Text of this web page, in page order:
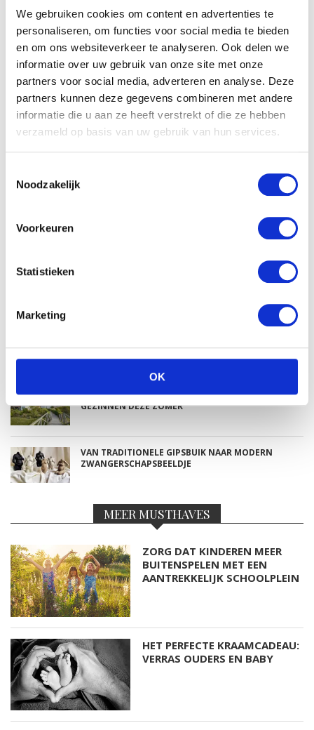
We gebruiken cookies om content en advertenties te
personaliseren, om functies voor social media te bieden
en om ons websiteverkeer te analyseren. Ook delen we
informatie over uw gebruik van onze site met onze
partners voor social media, adverteren en analyse. Deze
partners kunnen deze gegevens combineren met andere
informatie die u aan ze heeft verstrekt of die ze hebben
verzameld op basis van uw gebruik van hun services.
Noodzakelijk
Voorkeuren
Statistieken
Marketing
OK
ESSENTIALS HAD JE LIEVER EERDER ONTDEKT
TOP 5 BESTE LANDAL VAKANTIEPARKEN VOOR
GEZINNEN DEZE ZOMER
VAN TRADITIONELE GIPSBUIK NAAR MODERN
ZWANGERSCHAPSBEELDJE
MEER MUSTHAVES
ZORG DAT KINDEREN MEER
BUITENSPELEN MET EEN
AANTREKKELIJK SCHOOLPLEIN
HET PERFECTE KRAAMCADEAU:
VERRAS OUDERS EN BABY